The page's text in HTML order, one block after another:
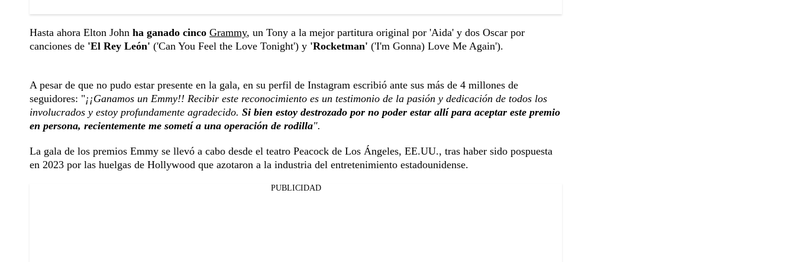
Hasta ahora Elton John ha ganado cinco Grammy, un Tony a la mejor partitura original por 'Aida' y dos Oscar por
canciones de 'El Rey León' ('Can You Feel the Love Tonight') y 'Rocketman' ('I'm Gonna) Love Me Again').
A pesar de que no pudo estar presente en la gala, en su perfil de Instagram escribió ante sus más de 4 millones de
seguidores: "¡¡Ganamos un Emmy!! Recibir este reconocimiento es un testimonio de la pasión y dedicación de todos los
involucrados y estoy profundamente agradecido. Si bien estoy destrozado por no poder estar allí para aceptar este premio
en persona, recientemente me sometí a una operación de rodilla".
La gala de los premios Emmy se llevó a cabo desde el teatro Peacock de Los Ángeles, EE.UU., tras haber sido pospuesta
en 2023 por las huelgas de Hollywood que azotaron a la industria del entretenimiento estadounidense.
PUBLICIDAD